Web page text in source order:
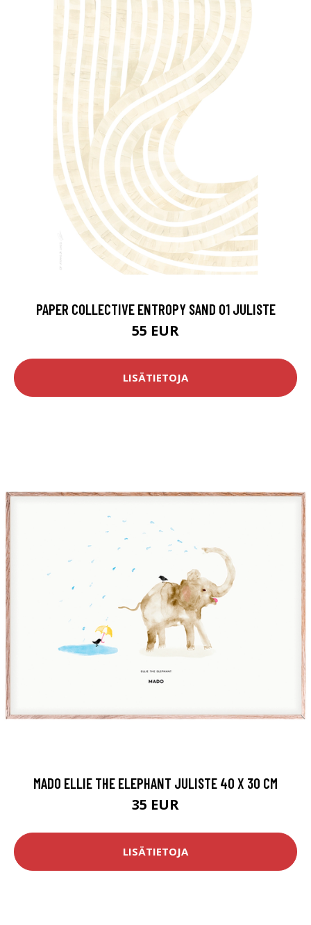
PAPER COLLECTIVE ENTROPY SAND 01 JULISTE
55 EUR
LISÄTIETOJA
MADO ELLIE THE ELEPHANT JULISTE 40 X 30 CM
35 EUR
LISÄTIETOJA